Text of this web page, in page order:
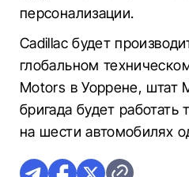
персонализации.
Cadillac будет
глобальном
Motors в Уоррене, штат
бригада будет
на шести автомобилях